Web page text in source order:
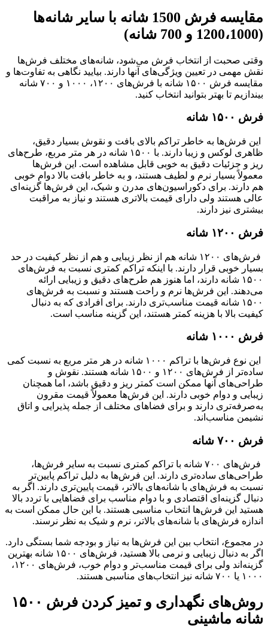
مقایسه فرش 1500 شانه با سایر شانه‌ها
(1200،1000 و 700 شانه)
وقتی صحبت از انتخاب فرش می‌شود، شانه‌های مختلف فرش‌ها
نقش مهمی در تعیین ویژگی‌های آنها دارند. بیایید نگاهی به تفاوت‌ها و
مقایسه فرش ۱۵۰۰ شانه با فرش‌های ۱۲۰۰، ۱۰۰۰ و ۷۰۰ شانه
بیندازیم تا بهتر بتوانید انتخاب کنید.
فرش ۱۵۰۰ شانه
این فرش‌ها به خاطر تراکم بالای بافت و نقوش بسیار دقیق،
ظاهری لوکس و زیبا دارند. با ۱۵۰۰ شانه در هر متر مربع، طرح‌های
ریز و جزئیات دقیق به خوبی قابل مشاهده است. این فرش‌ها
معمولاً بسیار نرم و لطیف هستند، و به خاطر بافت بالا دوام خوبی
هم دارند. برای دکوراسیون‌های مدرن و شیک، این فرش‌ها گزینه‌ای
عالی هستند ولی دارای قیمت بالاتری هستند و نیاز به مراقبت
بیشتری نیز دارند.
فرش ۱۲۰۰ شانه
فرش‌های ۱۲۰۰ شانه هم از نظر زیبایی و هم از نظر کیفیت در حد
بسیار خوبی قرار دارند. با اینکه تراکم کمتری نسبت به فرش‌های
۱۵۰۰ شانه دارند، اما هنوز هم طرح‌های دقیق و زیبایی ارائه
می‌دهند. این فرش‌ها نرم و راحت هستند و نسبت به فرش‌های
۱۵۰۰ شانه قیمت مناسب‌تری دارند. برای افرادی که به دنبال
کیفیت بالا با هزینه کمتر هستند، این گزینه مناسب است.
فرش ۱۰۰۰ شانه
این نوع فرش‌ها با تراکم ۱۰۰۰ شانه در هر متر مربع به نسبت کمی
ساده‌تر از فرش‌های ۱۲۰۰ و ۱۵۰۰ شانه هستند. نقوش و
طراحی‌های آنها ممکن است کمتر ریز و دقیق باشد، اما همچنان
زیبایی و دوام خوبی دارند. این فرش‌ها معمولاً قیمت مقرون
به‌صرفه‌تری دارند و برای فضاهای مختلف از جمله پذیرایی و اتاق
نشیمن مناسب‌اند.
فرش ۷۰۰ شانه
فرش‌های ۷۰۰ شانه با تراکم کمتری نسبت به سایر فرش‌ها،
طراحی‌های ساده‌تری دارند. این فرش‌ها به دلیل تراکم پایین‌تر
نسبت به فرش‌های با شانه‌های بالاتر، قیمت پایین‌تری دارند. اگر به
دنبال گزینه‌ای اقتصادی و با دوام مناسب برای فضاهایی با تردد بالا
هستید این فرش‌ها انتخاب مناسبی هستند. با این حال ممکن است به
اندازه فرش‌های با شانه‌های بالاتر، نرم و شیک به نظر نرسند.
در مجموع، انتخاب بین این فرش‌ها به نیاز و بودجه شما بستگی دارد.
اگر به دنبال زیبایی و نرمی بالا هستید، فرش‌های ۱۵۰۰ شانه بهترین
گزینه‌اند ولی برای قیمت مناسب‌تر و دوام خوب، فرش‌های ۱۲۰۰،
۱۰۰۰ یا ۷۰۰ شانه نیز انتخاب‌های مناسبی هستند.
روش‌های نگهداری و تمیز کردن فرش ۱۵۰۰
شانه ماشینی